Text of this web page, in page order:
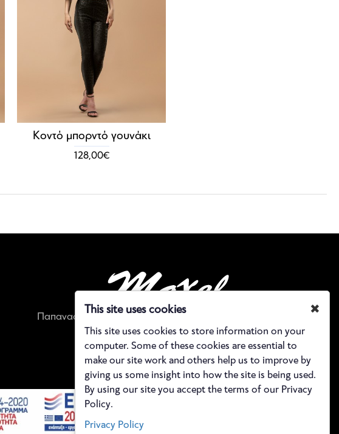
Κοντό μπορντό γουνάκι
128,00€
Παπαναστασίου 11, έξοδος μετρό Αιγάλεω, Αθήνα, Ελλάδα
Τηλέφωνο: 21 0590 5843
This site uses cookies ✖
This site uses cookies to store information on your
computer. Some of these cookies are essential to
make our site work and others help us to improve by
giving us some insight into how the site is being used.
By using our site you accept the terms of our Privacy
Policy.
Privacy Policy